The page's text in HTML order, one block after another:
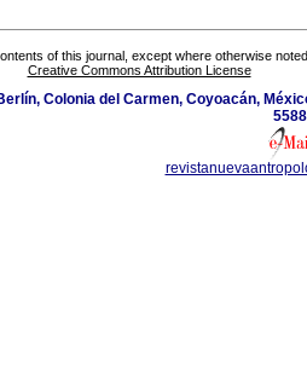
of this journal, except where otherwise
Creative Commons Attribution License
Colonia del Carmen, Coyoacán,
5588